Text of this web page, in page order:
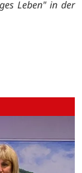
Leben" in der